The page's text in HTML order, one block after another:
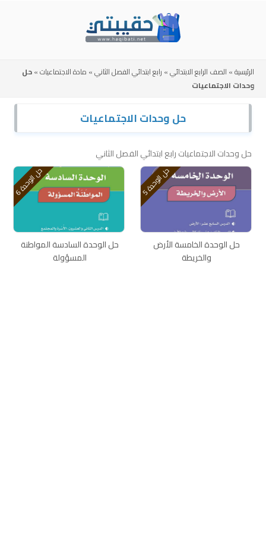
الرئيسية» الصف الرابع الابتدائي» رابع ابتدائي الفصل الثاني» مادة الاجتماعيات»حل
وحدات الاجتماعيات
حل وحدات الاجتماعيات
حل وحدات الاجتماعيات رابع ابتدائي الفصل الثاني
ح
ل
ا
ل
و
ح
د
ة
5
حل الوحدة الخامسة الأرض
والخريطة
ح
ل
ا
ل
و
ح
د
ة
6
حل الوحدة السادسة المواطنة
المسؤولة